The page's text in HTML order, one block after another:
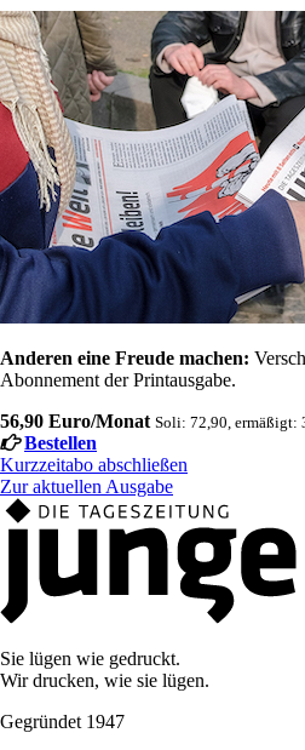
Anderen eine Freude machen:
Abonnement der Printausgabe.
56,90 Euro/Monat Soli: 72,90, ermäßigt:
Bestellen
Kurzzeitabo abschließen
Zur aktuellen Ausgabe
Sie lügen wie gedruckt.
Wir drucken, wie sie lügen.
Gegründet 1947